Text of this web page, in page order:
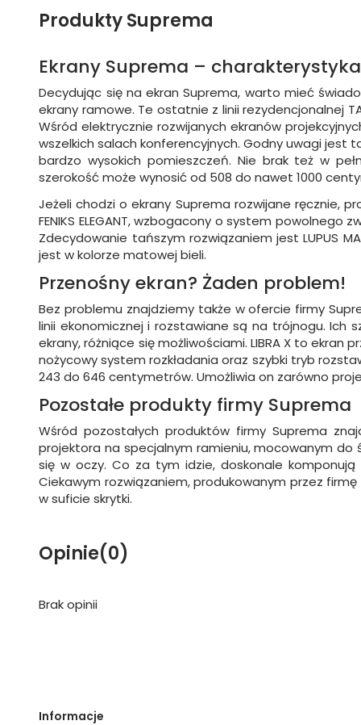
Produkty Suprema
Ekrany Suprema – charakterystyka
Decydując się na ekran Suprema, warto mieć
ekrany ramowe. Te ostatnie z linii rezydencjonalnej
Wśród elektrycznie rozwijanych ekranów
wszelkich salach konferencyjnych. Godny uwagi jest
bardzo wysokich pomieszczeń. Nie brak też w
szerokość może wynosić od 508 do nawet 1000
Jeżeli chodzi o ekrany Suprema rozwijane ręcznie,
FENIKS ELEGANT, wzbogacony o system
Zdecydowanie tańszym rozwiązaniem jest LUPUS
jest w kolorze matowej bieli.
Przenośny ekran? Żaden problem!
Bez problemu znajdziemy także w ofercie firmy
linii ekonomicznej i rozstawiane są na trójnogu. Ich
ekrany, różniące się możliwościami. LIBRA X to ekran
nożycowy system rozkładania oraz szybki tryb
243 do 646 centymetrów. Umożliwia on zarówno
Pozostałe produkty firmy Suprema
Wśród pozostałych produktów firmy Suprema
projektora na specjalnym ramieniu, mocowanym do
się w oczy. Co za tym idzie, doskonale
Ciekawym rozwiązaniem, produkowanym przez
w suficie skrytki.
Opinie(0)
Brak opinii
Informacje